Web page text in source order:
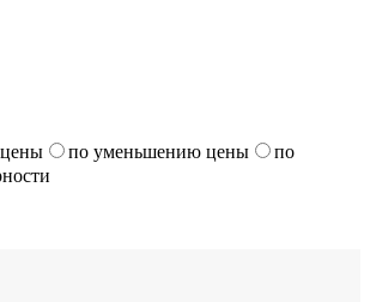
по уменьшению цены
по